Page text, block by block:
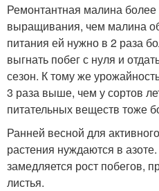
Ремонтантная малина
выращивания, чем малина
питания ей нужно в 2 раза
выгнать побег с нуля и
сезон. К тому же
3 раза выше, чем у сортов
питательных веществ тоже
Ранней весной для
растения нуждаются в
замедляется рост побегов,
листья.